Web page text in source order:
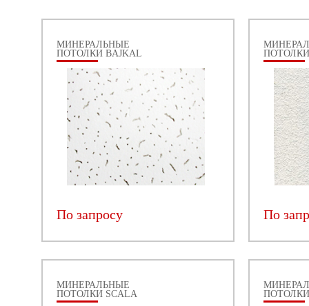
МИНЕРАЛЬНЫЕ
ПОТОЛКИ BAJKAL
По запросу
ПОТОЛКИ
По
МИНЕРАЛЬНЫЕ
ПОТОЛКИ SCALA
ПОТОЛКИ